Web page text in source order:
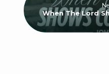
When The Lord